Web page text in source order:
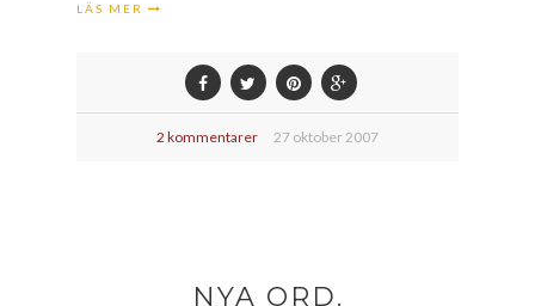
LÄS MER
2 kommentarer 27 oktober 2007
NYA ORD.